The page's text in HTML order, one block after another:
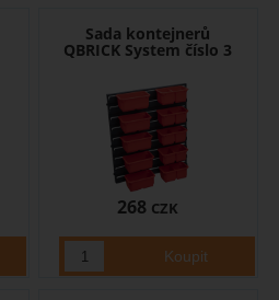
Sada kontejnerů
QBRICK System číslo 3
268 CZK